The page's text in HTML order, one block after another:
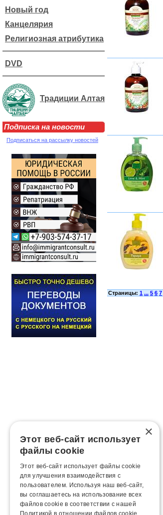
Новый год
Канцелярия
Религиозная атрибутика
DVD
Традиции Алтая
Подписка на новости
Подписаться на рассылку новостей
Страницы: 1 ... 5 6 7
×
Этот веб-сайт использует
файлы cookie
Этот веб-сайт использует файлы cookie
для улучшения взаимодействия с
пользователем. Используя наш веб-сайт,
вы соглашаетесь на использование всех
файлов cookie в соответствии с нашей
Политикой в ​​отношении файлов cookie.